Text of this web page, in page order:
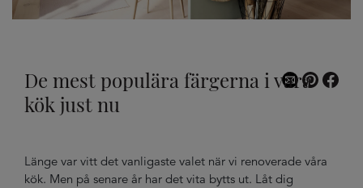
De mest populära färgerna i våra
kök just nu
Länge var vitt det vanligaste valet när vi renoverade våra
kök. Men på senare år har det vita bytts ut. Låt dig